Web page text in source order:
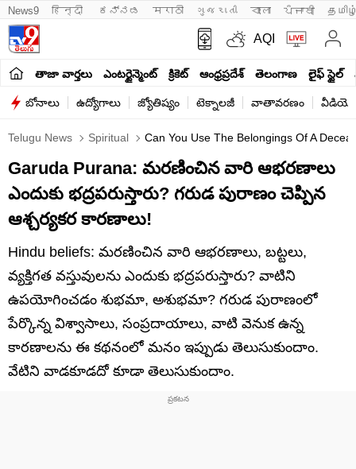
News9 हिन्दी ಕನ್ನಡ मराठी ગુજરાતી বাংলা ਪੰਜਾਬੀ
AQI
తాజా వార్తలు ఎంటర్టైన్మెంట్ క్రికెట్ ఆంధ్రప్రదేశ్ తెలంగాణ లైఫ్ స్టైల్
బోనాలు ఉద్యోగాలు జ్యోతిష్యం టెక్నాలజీ వాతావరణం
Telugu News Spiritual Can You Use The Belongings Of A
Garuda Purana: మరణించిన వారి ఆభరణాలు
ఎందుకు భద్రపరుస్తారు? గరుడ పురాణం చెప్పిన
ఆశ్చర్యకర కారణాలు!
Hindu beliefs: మరణించిన వారి ఆభరణాలు, బట్టలు,
వ్యక్తిగత వస్తువులను ఎందుకు భద్రపరుస్తారు? వాటిని
ఉపయోగించడం శుభమా, అశుభమా? గరుడ పురాణంలో
పేర్కొన్న విశ్వాసాలు, సంప్రదాయాలు, వాటి వెనుక ఉన్న
కారణాలను ఈ కథనంలో మనం ఇప్పుడు తెలుసుకుందాం.
వేటిని వాడకూడదో కూడా తెలుసుకుందాం.